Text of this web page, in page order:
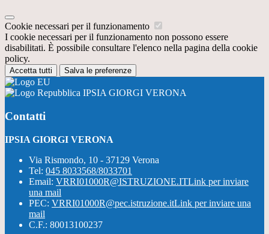
Cookie necessari per il funzionamento
I cookie necessari per il funzionamento non possono essere
disabilitati. È possibile consultare l'elenco nella pagina della cookie
policy.
Accetta tutti Salva le preferenze
IPSIA GIORGI VERONA
Contatti
IPSIA GIORGI VERONA
Via Rismondo, 10 - 37129 Verona
Tel: 045 8033568/8033701
Email: VRRI01000R@ISTRUZIONE.ITLink per inviare
una mail
PEC: VRRI01000R@pec.istruzione.itLink per inviare una
mail
C.F.: 80013100237